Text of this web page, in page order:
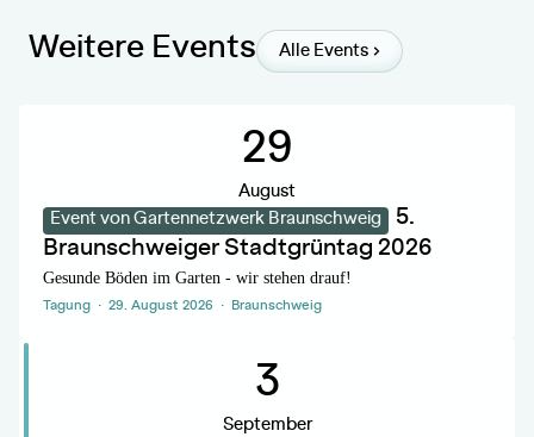
Weitere Events Alle Events
29
August
Event von Gartennetzwerk Braunschweig
5.
Braunschweiger Stadtgrüntag 2026
Gesunde Böden im Garten - wir stehen drauf!
Tagung · 29. August 2026 · Braunschweig
3.
September